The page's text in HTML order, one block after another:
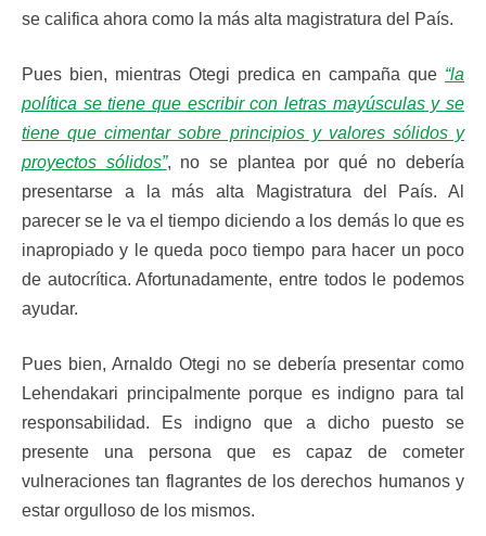
se califica ahora como la más alta magistratura del País.
Pues bien, mientras Otegi predica en campaña que “la
política se tiene que escribir con letras mayúsculas y se
tiene que cimentar sobre principios y valores sólidos y
proyectos sólidos”, no se plantea por qué no debería
presentarse a la más alta Magistratura del País. Al
parecer se le va el tiempo diciendo a los demás lo que es
inapropiado y le queda poco tiempo para hacer un poco
de autocrítica. Afortunadamente, entre todos le podemos
ayudar.
Pues bien, Arnaldo Otegi no se debería presentar como
Lehendakari principalmente porque es indigno para tal
responsabilidad. Es indigno que a dicho puesto se
presente una persona que es capaz de cometer
vulneraciones tan flagrantes de los derechos humanos y
estar orgulloso de los mismos.